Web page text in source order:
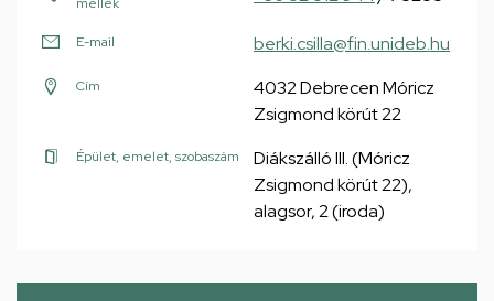
E-mail berki.csilla@fin.unideb.hu
Cím
4032 Debrecen Móricz
Zsigmond körút 22
Épület, emelet, szobaszám
Diákszálló III. (Móricz
Zsigmond körút 22),
alagsor, 2 (iroda)